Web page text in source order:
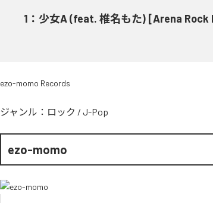
1 ： 少女A (feat. 椎名もた) [Arena Rock
ezo-momo Records
ジャンル： ロック / J-Pop
ezo-momo